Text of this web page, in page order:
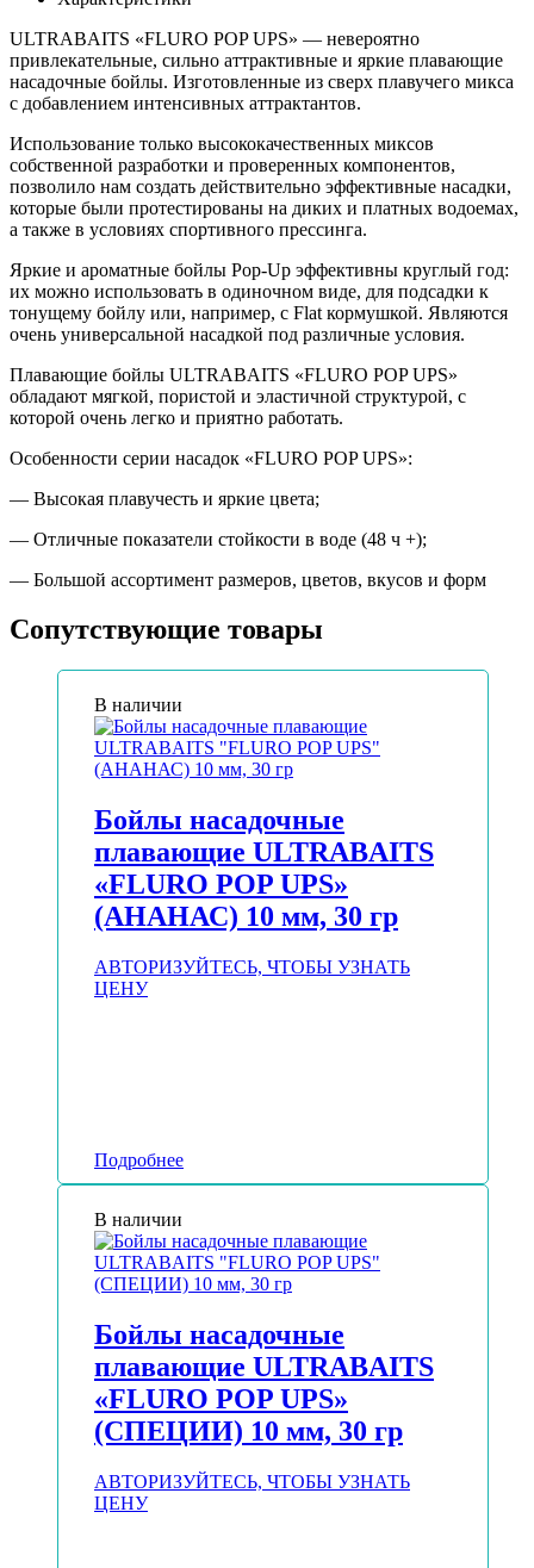
ULTRABAITS «FLURO POP UPS» — невероятно
привлекательные, сильно аттрактивные и яркие плавающие
насадочные бойлы. Изготовленные из сверх плавучего микса
с добавлением интенсивных аттрактантов.
Использование только высококачественных миксов
собственной разработки и проверенных компонентов,
позволило нам создать действительно эффективные насадки,
которые были протестированы на диких и платных водоемах,
а также в условиях спортивного прессинга.
Яркие и ароматные бойлы Pop-Up эффективны круглый год:
их можно использовать в одиночном виде, для подсадки к
тонущему бойлу или, например, с Flat кормушкой. Являются
очень универсальной насадкой под различные условия.
Плавающие бойлы ULTRABAITS «FLURO POP UPS»
обладают мягкой, пористой и эластичной структурой, с
которой очень легко и приятно работать.
Особенности серии насадок «FLURO POP UPS»:
— Высокая плавучесть и яркие цвета;
— Отличные показатели стойкости в воде (48 ч +);
— Большой ассортимент размеров, цветов, вкусов и форм
Сопутствующие товары
В наличии
Бойлы насадочные
плавающие ULTRABAITS
«FLURO POP UPS»
(АНАНАС) 10 мм, 30 гр
АВТОРИЗУЙТЕСЬ, ЧТОБЫ УЗНАТЬ
ЦЕНУ
Подробнее
В наличии
Бойлы насадочные
плавающие ULTRABAITS
«FLURO POP UPS»
(СПЕЦИИ) 10 мм, 30 гр
АВТОРИЗУЙТЕСЬ, ЧТОБЫ УЗНАТЬ
ЦЕНУ